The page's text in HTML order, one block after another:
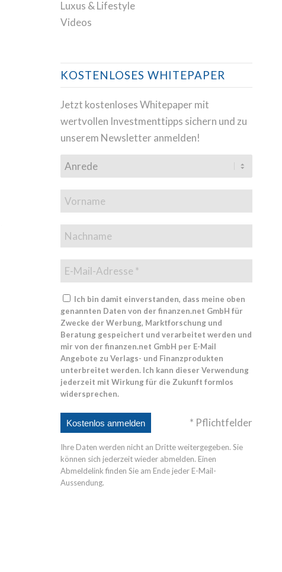
Luxus & Lifestyle
Videos
KOSTENLOSES WHITEPAPER
Jetzt kostenloses Whitepaper mit
wertvollen Investmenttipps sichern und zu
unserem Newsletter anmelden!
Ich bin damit einverstanden, dass meine oben
genannten Daten von der finanzen.net GmbH für
Zwecke der Werbung, Marktforschung und
Beratung gespeichert und verarbeitet werden und
mir von der finanzen.net GmbH per E-Mail
Angebote zu Verlags- und Finanzprodukten
unterbreitet werden. Ich kann dieser Verwendung
jederzeit mit Wirkung für die Zukunft formlos
widersprechen.
* Pflichtfelder
Ihre Daten werden nicht an Dritte weitergegeben. Sie
können sich jederzeit wieder abmelden. Einen
Abmeldelink finden Sie am Ende jeder E-Mail-
Aussendung.